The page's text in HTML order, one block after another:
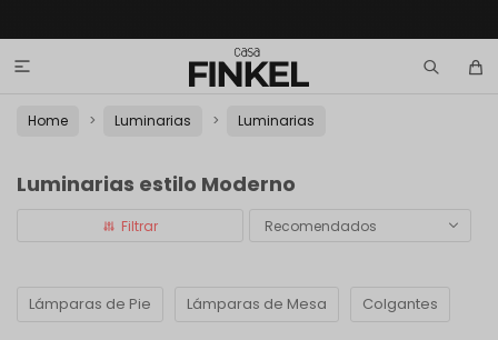

Home Luminarias Luminarias
Luminarias estilo Moderno
Recomendados
Lámparas de Pie Lámparas de Mesa Colgantes